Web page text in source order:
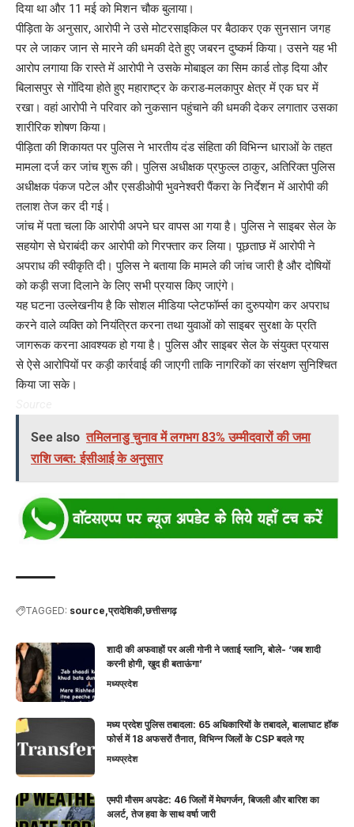
दिया था और 11 मई को मिशन चौक बुलाया।
पीड़िता के अनुसार, आरोपी ने उसे मोटरसाइकिल पर बैठाकर एक सुनसान जगह
पर ले जाकर जान से मारने की धमकी देते हुए जबरन दुष्कर्म किया। उसने यह भी
आरोप लगाया कि रास्ते में आरोपी ने उसके मोबाइल का सिम कार्ड तोड़ दिया और
बिलासपुर से गोंदिया होते हुए महाराष्ट्र के कराड-मलकापुर क्षेत्र में एक घर में
रखा। वहां आरोपी ने परिवार को नुकसान पहुंचाने की धमकी देकर लगातार उसका
शारीरिक शोषण किया।
पीड़िता की शिकायत पर पुलिस ने भारतीय दंड संहिता की विभिन्न धाराओं के तहत
मामला दर्ज कर जांच शुरू की। पुलिस अधीक्षक प्रफुल्ल ठाकुर, अतिरिक्त पुलिस
अधीक्षक पंकज पटेल और एसडीओपी भुवनेश्वरी पैंकरा के निर्देशन में आरोपी की
तलाश तेज कर दी गई।
जांच में पता चला कि आरोपी अपने घर वापस आ गया है। पुलिस ने साइबर सेल के
सहयोग से घेराबंदी कर आरोपी को गिरफ्तार कर लिया। पूछताछ में आरोपी ने
अपराध की स्वीकृति दी। पुलिस ने बताया कि मामले की जांच जारी है और दोषियों
को कड़ी सजा दिलाने के लिए सभी प्रयास किए जाएंगे।
यह घटना उल्लेखनीय है कि सोशल मीडिया प्लेटफॉर्म्स का दुरुपयोग कर अपराध
करने वाले व्यक्ति को नियंत्रित करना तथा युवाओं को साइबर सुरक्षा के प्रति
जागरूक करना आवश्यक हो गया है। पुलिस और साइबर सेल के संयुक्त प्रयास
से ऐसे आरोपियों पर कड़ी कार्रवाई की जाएगी ताकि नागरिकों का संरक्षण सुनिश्चित
किया जा सके।
See also तमिलनाडु चुनाव में लगभग 83% उम्मीदवारों की जमा
राशि जब्त: ईसीआई के अनुसार
TAGGED: source प्रादेशिकी,छत्तीसगढ़
शादी की अफवाहों पर अली गोनी ने जताई ग्लानि, बोले- ‘जब शादी
करनी होगी, खुद ही बताऊंगा’
मध्यप्रदेश
मध्य प्रदेश पुलिस तबादला: 65 अधिकारियों के तबादले, बालाघाट हॉक
फोर्स में 18 अफसरों तैनात, विभिन्न जिलों के CSP बदले गए
मध्यप्रदेश
एमपी मौसम अपडेट: 46 जिलों में मेघगर्जन, बिजली और बारिश का
अलर्ट, तेज हवा के साथ वर्षा जारी